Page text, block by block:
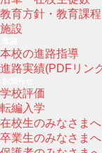
教育方針・教育課程
施設
本校の進路指導
進路実績(PDFリン
学校評価
転編入学
在校生のみなさまへ
卒業生のみなさまへ